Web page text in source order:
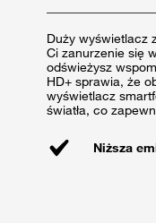
Duży wyświetlacz
Ci zanurzenie się
odświeżysz
HD+ sprawia, że
wyświetlacz
światła, co
Niższa